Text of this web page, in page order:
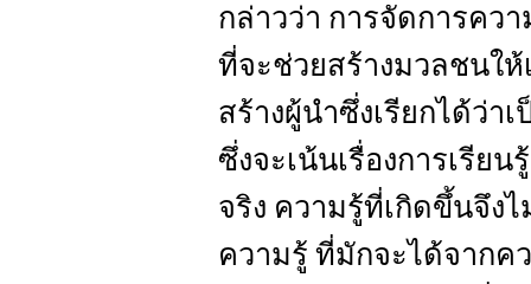
กล่าวว่า การจัดการคว
ที่จะช่วยสร้างมวลชนใ
สร้างผู้นำซึ่งเรียกได้ว่า
ซึ่งจะเน้นเรื่องการเรีย
จริง ความรู้ที่เกิดขึ้นจึง
ความรู้ ที่มักจะได้จากค